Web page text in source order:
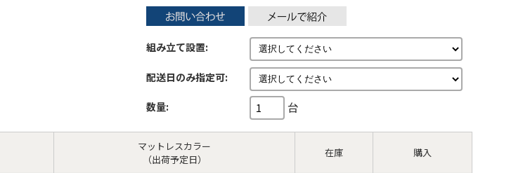
組み立て設置:
配送日のみ指定可:
数量: 台
マットレスカラー
（出荷予定日）
在庫 購入